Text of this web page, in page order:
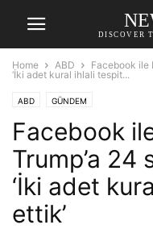
DISCOVER
Home ABD
Facebook ile
‘İki adet kural ihlali tespit...
ABD GÜNDEM
Facebook
Trump’a 24
‘İki adet
ettik’